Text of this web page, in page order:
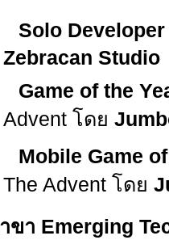
Solo
Zebracan Studio
Game of the
Advent โดย
Mobile Game
The Advent โดย
ขา Emerging